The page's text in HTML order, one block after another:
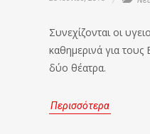
Συνεχίζονται οι
καθημερινά για τους
δύο θέατρα.
Περισσότερα